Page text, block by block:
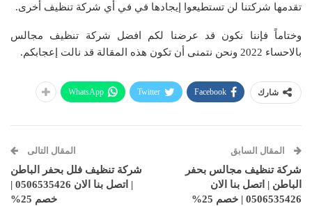
تقدمها شركتنا لن تستطيعوا إيجادها في في أي شركة تنظيف أخرى.
وختاماً فإننا نكون قد عرضنا لكم افضل شركة تنظيف مجالس
بالاحساء 2022 ونحن نتمنى أن تكون هذه المقالة قد نالت إعجابكم.
شارك Facebook
Twitter
WhatsApp
المقال السابق
شركة تنظيف مجالس بحفر
الباطن | اتصل بنا الان
0506535426 | خصم 25%
المقال التالى
شركة تنظيف فلل بحفر الباطن
| اتصل بنا الان 0506535426 |
خصم 25%